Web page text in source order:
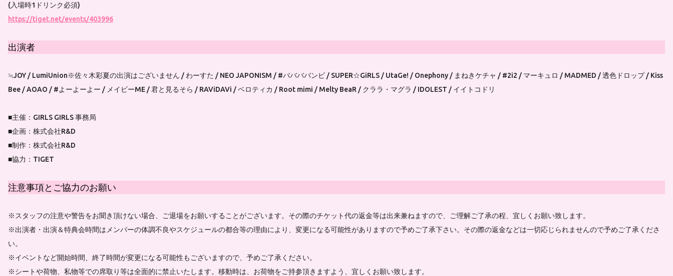
(入場時1ドリンク必須)
https://tiget.net/events/403996
出演者
≒JOY / LumiUnion※佐々木彩夏の出演はございません / わーすた / NEO JAPONISM / #ババババンビ / SUPER☆GiRLS / UtaGe! / Onephony / まねきケチャ / #2i2 / マーキュロ / MADMED / 透色ドロップ / Kiss
Bee / AOAO / #よーよーよー / メイビーME / 君と見るそら / RAViDAVi / ベロティカ / Root mimi / Melty BeaR / クララ・マグラ / IDOLEST / イイトコドリ
■主催：GIRLS GIRLS 事務局
■企画：株式会社R&D
■制作：株式会社R&D
■協力：TIGET
注意事項とご協力のお願い
※スタッフの注意や警告をお聞き頂けない場合、ご退場をお願いすることがございます。その際のチケット代の返金等は出来兼ねますので、ご理解ご了承の程、宜しくお願い致します。
※出演者・出演＆特典会時間はメンバーの体調不良やスケジュールの都合等の理由により、変更になる可能性がありますので予めご了承下さい。その際の返金などは一切応じられませんので予めご了承くださ
い。
※イベントなど開始時間、終了時間が変更になる可能性もございますので、予めご了承ください。
※シートや荷物、私物等での席取り等は全面的に禁止いたします。移動時は、お荷物をご持参頂きますよう、宜しくお願い致します。